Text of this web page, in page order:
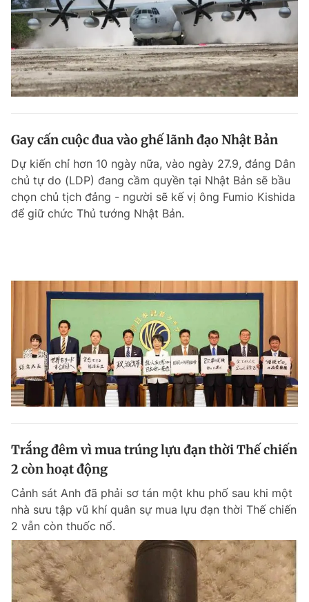
Gay cấn cuộc đua vào ghế lãnh đạo Nhật Bản
Dự kiến chỉ hơn 10 ngày nữa, vào ngày 27.9, đảng Dân
chủ tự do (LDP) đang cầm quyền tại Nhật Bản sẽ bầu
chọn chủ tịch đảng - người sẽ kế vị ông Fumio Kishida
để giữ chức Thủ tướng Nhật Bản.
Trắng đêm vì mua trúng lựu đạn thời Thế chiến
2 còn hoạt động
Cảnh sát Anh đã phải sơ tán một khu phố sau khi một
nhà sưu tập vũ khí quân sự mua lựu đạn thời Thế chiến
2 vẫn còn thuốc nổ.